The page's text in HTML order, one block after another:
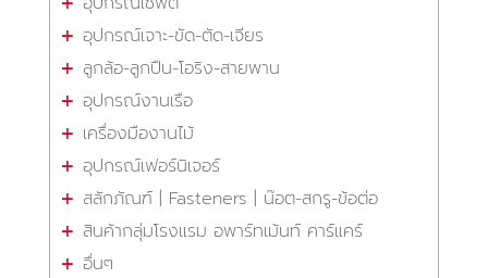
อุปกรณ์เจาะ-ขัด-ตัด-เจียร
ลูกล้อ-ลูกปืน-โอริง-สายพาน
อุปกรณ์งานเรือ
เครื่องมืองานไม้
อุปกรณ์เฟอร์นิเจอร์
สลักภัณฑ์ | Fasteners | น๊อต-สกรู-ข้อต่อ
สินค้ากลุ่มโรงแรม อพาร์ทเม้นท์ คาร์แคร์
อื่นๆ